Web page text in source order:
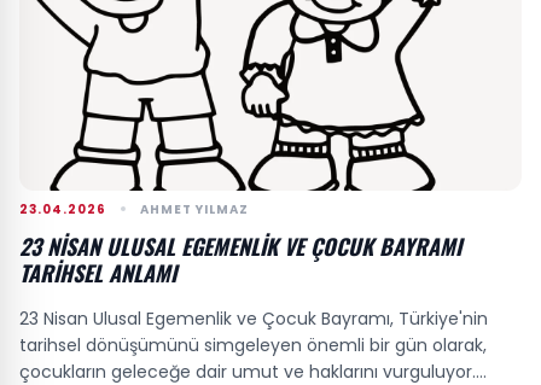
23.04.2026 AHMET YILMAZ
23 NISAN ULUSAL EGEMENLIK VE ÇOCUK BAYRAMI
TARIHSEL ANLAMI
23 Nisan Ulusal Egemenlik ve Çocuk Bayramı, Türkiye'nin
tarihsel dönüşümünü simgeleyen önemli bir gün olarak,
çocukların geleceğe dair umut ve haklarını vurguluyor.